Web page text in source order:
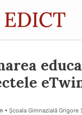
• Școala Gimnazială Grigore